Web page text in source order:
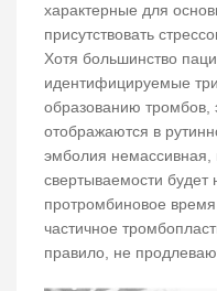
характерные для
присутствовать
Хотя большинство
идентифицируемые
образованию тромбов,
отображаются в
эмболия немассивная,
свертываемости будет
протромбиновое
частичное
правило, не